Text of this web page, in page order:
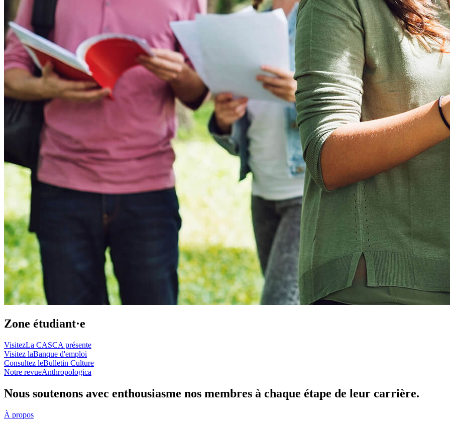
Zone étudiant·e
VisitezLa CASCA présente
Visitez laBanque d'emploi
Consultez leBulletin Culture
Notre revueAnthropologica
Nous soutenons avec enthousiasme nos membres à chaque étape de leur carrière.
À propos